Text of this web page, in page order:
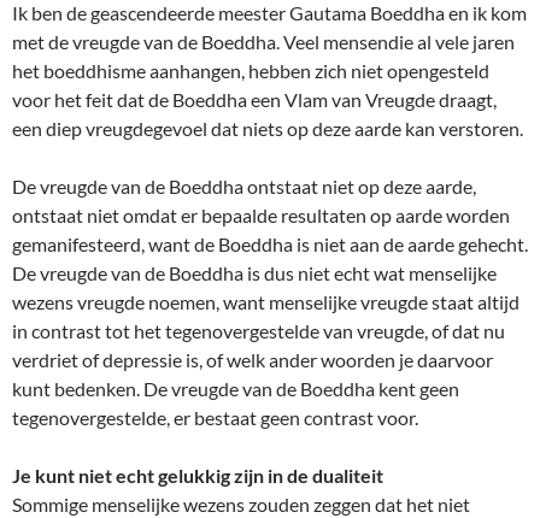
Ik ben de geascendeerde meester Gautama Boeddha en ik kom
met de vreugde van de Boeddha. Veel mensendie al vele jaren
het boeddhisme aanhangen, hebben zich niet opengesteld
voor het feit dat de Boeddha een Vlam van Vreugde draagt,
een diep vreugdegevoel dat niets op deze aarde kan verstoren.
De vreugde van de Boeddha ontstaat niet op deze aarde,
ontstaat niet omdat er bepaalde resultaten op aarde worden
gemanifesteerd, want de Boeddha is niet aan de aarde gehecht.
De vreugde van de Boeddha is dus niet echt wat menselijke
wezens vreugde noemen, want menselijke vreugde staat altijd
in contrast tot het tegenovergestelde van vreugde, of dat nu
verdriet of depressie is, of welk ander woorden je daarvoor
kunt bedenken. De vreugde van de Boeddha kent geen
tegenovergestelde, er bestaat geen contrast voor.
Je kunt niet echt gelukkig zijn in de dualiteit
Sommige menselijke wezens zouden zeggen dat het niet